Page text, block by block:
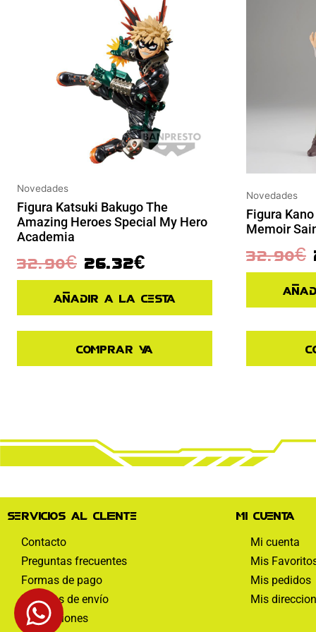
Novedades
Figura Katsuki Bakugo The
Amazing Heroes Special My Hero
Academia
32.90€ 26.32€
Añadir a la cesta
Comprar ya
Novedades
Figura
Memoir
32.90€
Servicios al cliente
Contacto
Preguntas frecuentes
Formas de pago
Políticas de envío
Devoluciones
Mi cuenta
Mi cuenta
Mis
Mis pedidos
Mis